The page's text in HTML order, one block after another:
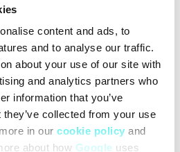
content and ads, to
and to analyse our traffic.
about your use of our site with
and analytics partners who
information that you’ve
collected from your use
in our cookie policy and
about how Google uses